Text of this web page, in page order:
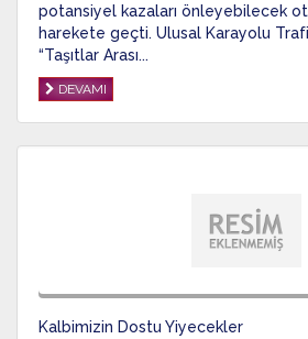
potansiyel kazaları önleyebilecek
harekete geçti. Ulusal Karayolu
“Taşıtlar Arası...
DEVAMI
Kalbimizin Dostu Yiyecekler